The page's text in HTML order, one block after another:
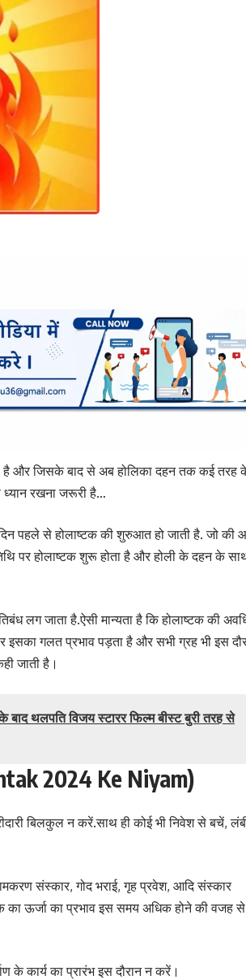
है और जिसके बाद से अब होलिका दहन तक कई तरह
रखना जरूरी है…
पहले से होलाष्टक की शुरुआत हो जाती है. जो की
पर होलाष्टक शुरू होता है और होली के दहन के
लग जाता है.ऐसी मान्यता है कि होलाष्टक की
इसका गलत प्रभाव पड़ता है और सभी ग्रह भी इस
जाती है।
बाद थलपति विजय स्टारर फिल्म बीस्ट बुरी तरह से
2024 Ke Niyam)
बिलकुल न करें.साथ ही कोई भी निवेश से बचें,
संस्कार, गोद भराई, गृह प्रवेश, आदि संस्कार
का ऊर्जा का प्रभाव इस समय अधिक होने की वजह
के कार्य का प्रारंभ इस दौरान न करें।